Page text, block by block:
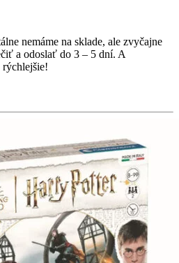
nemáme na sklade, ale zvyčajne
a odoslať do 3 – 5 dní. A
rýchlejšie!